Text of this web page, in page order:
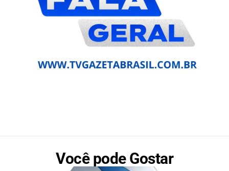
Você pode Gostar